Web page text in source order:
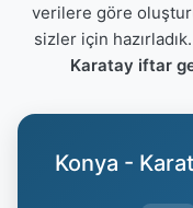
verilere göre
sizler için
Karatay iftar
Konya -